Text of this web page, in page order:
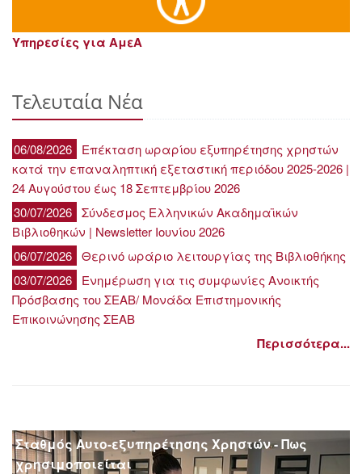
Υπηρεσίες για ΑμεΑ
Τελευταία Νέα
06/08/2026
Επέκταση ωραρίου εξυπηρέτησης χρηστών
κατά την επαναληπτική εξεταστική περιόδου 2025-2026 |
24 Αυγούστου έως 18 Σεπτεμβρίου 2026
30/07/2026 Σύνδεσμος Ελληνικών Ακαδημαϊκών
Βιβλιοθηκών | Newsletter Ιουνίου 2026
06/07/2026 Θερινό ωράριο λειτουργίας της Βιβλιοθήκης
03/07/2026
Ενημέρωση για τις συμφωνίες Ανοικτής
Πρόσβασης του ΣΕΑΒ/ Μονάδα Επιστημονικής
Επικοινώνησης ΣΕΑΒ
Περισσότερα...
Σταθμός Αυτο-εξυπηρέτησης Χρηστών - Πως
χρησιμοποιείται